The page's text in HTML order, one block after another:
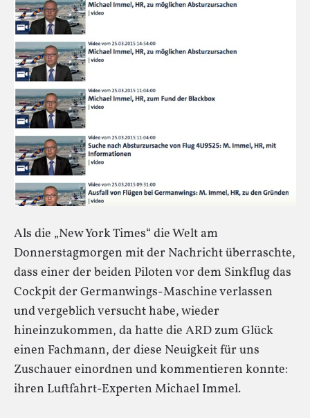
Als die „New York Times“ die Welt am
Donnerstagmorgen mit der Nachricht überraschte,
dass einer der beiden Piloten vor dem Sinkflug das
Cockpit der Germanwings-Maschine verlassen
und vergeblich versucht habe, wieder
hineinzukommen, da hatte die ARD zum Glück
einen Fachmann, der diese Neuigkeit für uns
Zuschauer einordnen und kommentieren konnte:
ihren Luftfahrt-Experten Michael Immel.